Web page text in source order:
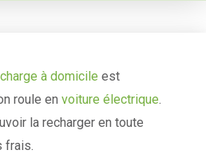
à domicile est
roule en voiture électrique.
la recharger en toute
frais.